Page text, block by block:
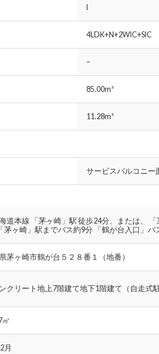
4LDK+N+2WIC+SIC
–
85.00m²
11.28m²
サービスバルコニー
道本線 「茅ヶ崎」駅 徒歩24分、または、
茅ヶ崎」駅までバス約9分 「鶴が台入口」バ
茅ヶ崎市鶴が台５２８番１（地番）
クリート地上7階建て地下1階建て（自走式駐
㎡
月